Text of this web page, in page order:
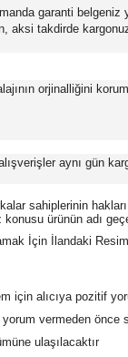
garanti
aksi takdirde
orjinalliğini
aynı gün
sahiplerinin
konusu ürünün adı
İçin İlandaki
için alıcıya pozitif
vermeden önce
ulaşılacaktır